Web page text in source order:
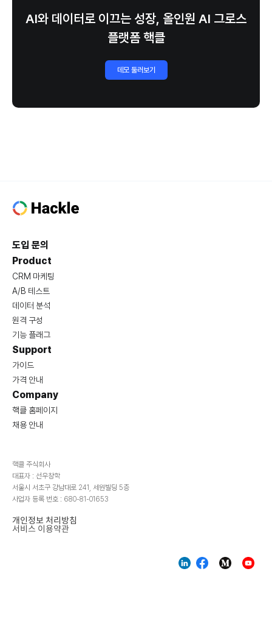
AI와 데이터로 이끄는 성장, 올인원 AI 그로스
플랫폼 핵클
데모 둘러보기
핵클 주식회사
대표자 : 선우창학
서울시 서초구 강남대로 241, 세원빌딩 5층
사업자 등록 번호 : 680-81-01653
개인정보 처리방침
서비스 이용약관
도입 문의
Product
CRM 마케팅
A/B 테스트
데이터 분석
원격 구성
기능 플래그
Support
가이드
가격 안내
Company
핵클 홈페이지
채용 안내